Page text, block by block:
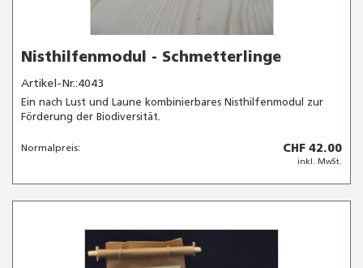
Nisthilfenmodul - Schmetterlinge
Artikel-Nr.:4043
Ein nach Lust und Laune kombinierbares Nisthilfenmodul zur
Förderung der Biodiversität.
Normalpreis: CHF 42.00
inkl. MwSt.